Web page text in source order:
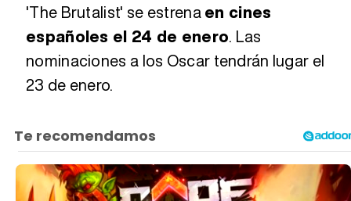
'The Brutalist' se estrenaen cines
españoles el 24 de enero. Las
nominaciones a los Oscar tendrán lugar el
23 de enero.